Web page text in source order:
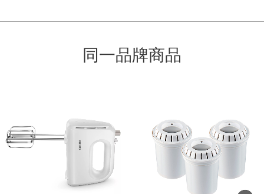
同一品牌商品